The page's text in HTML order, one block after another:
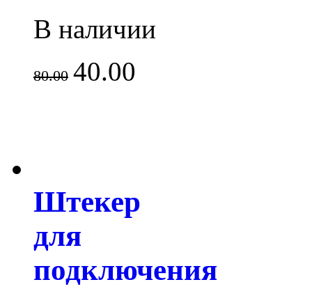
В наличии
80.00 40.00
Штекер
для
подключения